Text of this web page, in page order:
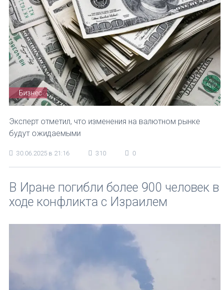
Бизнес
Эксперт отметил, что изменения на валютном рынке
будут ожидаемыми
30.06.2025 в 21:16 310 0
В Иране погибли более 900 человек в
ходе конфликта с Израилем